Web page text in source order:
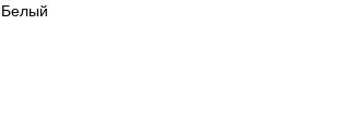
Белый